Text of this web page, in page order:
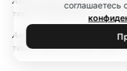
тематический поезд к Дню
Александр Букреев
В
тематический поезд к Дню
соглашаетесь